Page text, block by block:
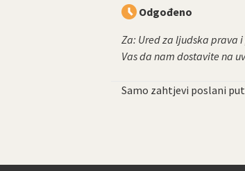
Odgođeno
Za: Ured za ljudska prava
Vas da nam dostavite na
Samo zahtjevi poslani